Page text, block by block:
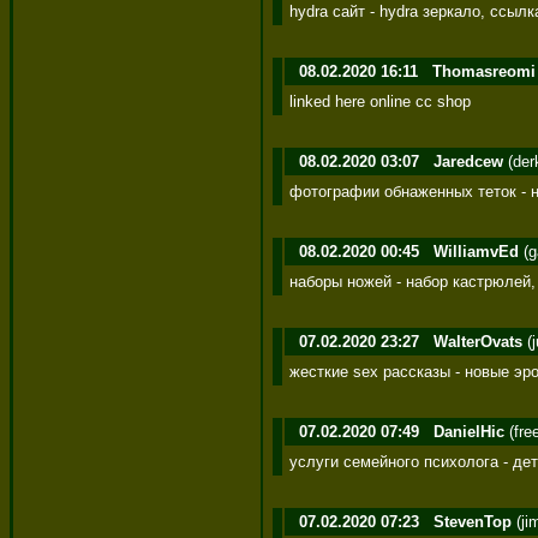
hydra сайт - hydra зеркало,
08.02.2020 16:11 Thomasreomi
linked here online cc shop
08.02.2020 03:07 Jaredcew
фотографии обнаженных теток
08.02.2020 00:45 WilliamvEd
наборы ножей - набор
07.02.2020 23:27 WalterOvats
жесткие sex рассказы - новые
07.02.2020 07:49 DanielHic
услуги семейного психолога -
07.02.2020 07:23 StevenTop